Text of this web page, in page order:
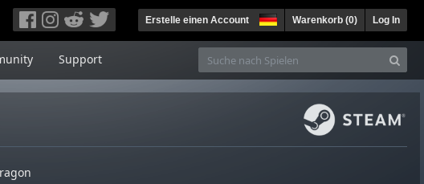
Erstelle einen Account Warenkorb (0) Log In
Support